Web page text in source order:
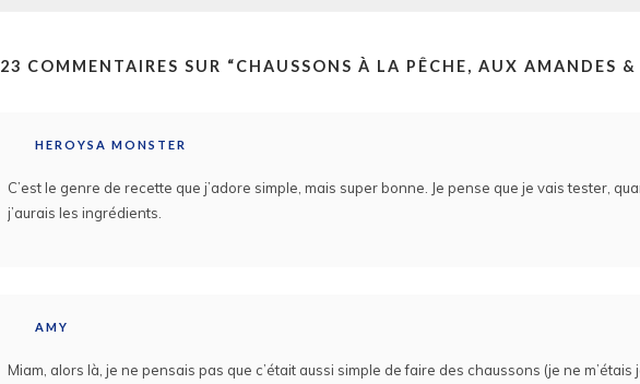
23 COMMENTAIRES SUR “CHAUSSONS À LA PÊCHE, AUX AMANDES
HEROYSA MONSTER
C’est le genre de recette que j’adore simple, mais super bonne. Je pense que je vais tester,
j’aurais les ingrédients.
AMY
Miam, alors là, je ne pensais pas que c’était aussi simple de faire des chaussons (je ne m’étais